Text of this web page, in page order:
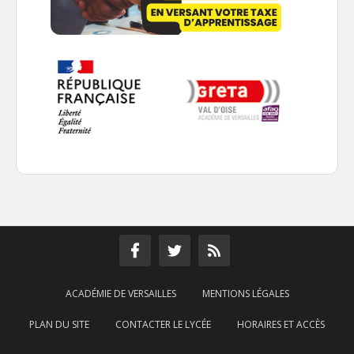
ACADÉMIE DE VERSAILLES MENTIONS LÉGALES
PLAN DU SITE CONTACTER LE LYCÉE HORAIRES ET ACCÈS